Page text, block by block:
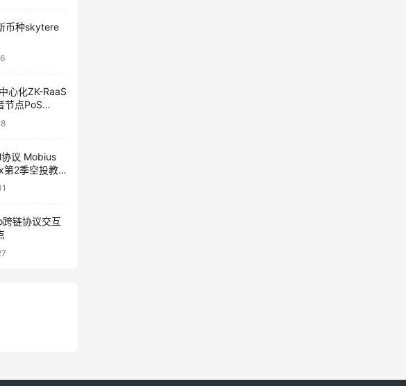
币种skytere
心化ZK-RaaS
节点PoS
建喂饭教程
议 Mobius
第2季空投教
链协议交互